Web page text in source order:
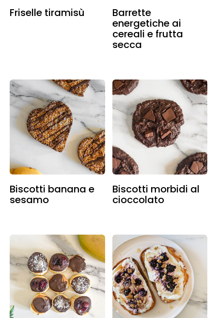
Friselle tiramisù Barrette
energetiche ai
cereali e frutta
secca
Biscotti banana e
sesamo
Biscotti morbidi al
cioccolato